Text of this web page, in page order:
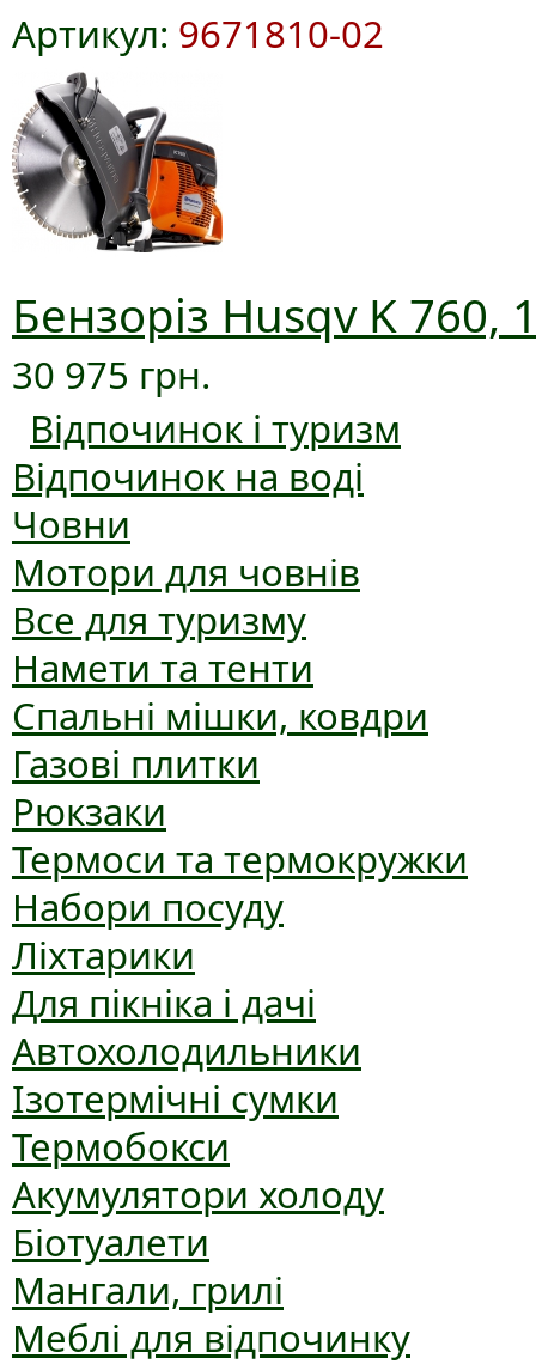
Артикул: 9671810-02
Бензоріз Husqv K 760,
30 975 грн.
Відпочинок і туризм
Відпочинок на воді
Човни
Мотори для човнів
Все для туризму
Намети та тенти
Спальні мішки, ковдри
Газові плитки
Рюкзаки
Термоси та термокружки
Набори посуду
Ліхтарики
Для пікніка і дачі
Автохолодильники
Ізотермічні сумки
Термобокси
Акумулятори холоду
Біотуалети
Мангали, грилі
Меблі для відпочинку